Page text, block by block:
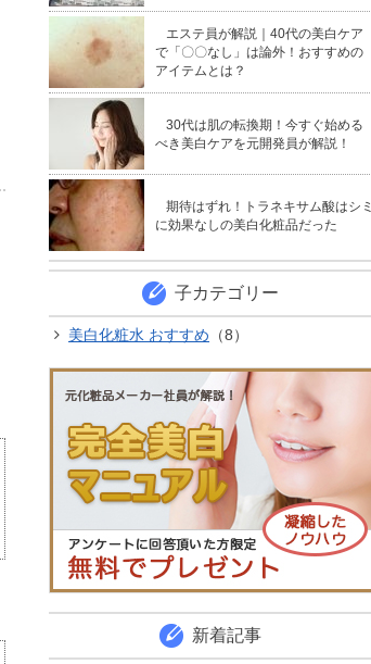
エステ員が解説｜40代の美白ケア
で「〇〇なし」は論外！おすすめの
アイテムとは？
30代は肌の転換期！今すぐ始める
べき美白ケアを元開発員が解説！
期待はずれ！トラネキサム酸はシミ
に効果なしの美白化粧品だった
子カテゴリー
美白化粧水 おすすめ （8）
新着記事